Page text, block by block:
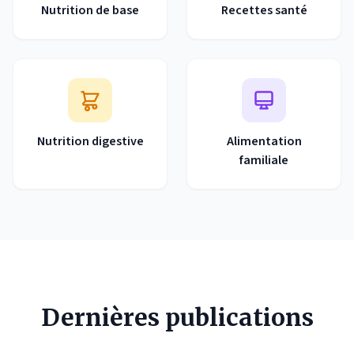
Nutrition de base Recettes santé
Nutrition digestive
Alimentation
familiale
Dernières publications